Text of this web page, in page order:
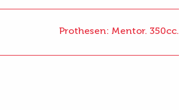
Prothesen: Mentor. 350cc.